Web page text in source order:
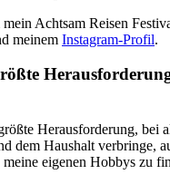
Achtsam Reisen
meinem Instagram-Profil.
Herausforderung, bei
dem Haushalt verbringe,
eigenen Hobbys zu